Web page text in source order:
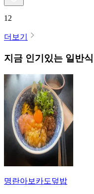
12
더보기
지금 인기있는 일반식
명란아보카도덮밥